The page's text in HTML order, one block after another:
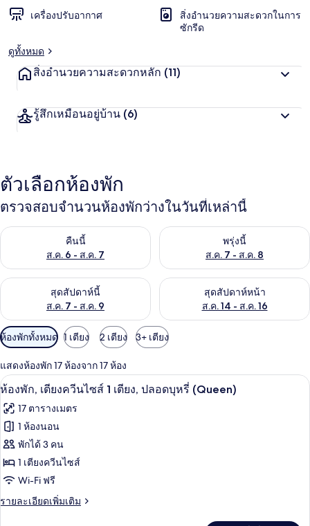
เครื่องปรับอากาศ
สิ่งอำนวยความสะดวกในการ
ซักรีด
ดูทั้งหมด
สิ่งอำนวยความสะดวกหลัก (11)
รู้สึกเหมือนอยู่บ้าน (6)
ตัวเลือกห้องพัก
ตรวจสอบจำนวนห้องพักว่างในวันที่เหล่านี้
คืนนี้
ส.ค. 6 - ส.ค. 7
ตรวจสอบจำนวนห้องพักว่างในคืนนี้ ส.ค. 6 - ส.ค. 7พรุ่งนี้
ส.ค. 7 - ส.ค. 8
ตรวจสอบจำนวนห้องพักว่างใน
สุดสัปดาห์นี้
ส.ค. 7 - ส.ค. 9
ตรวจสอบจำนวนห้องพักว่างในสุดสัปดาห์นี้ ส.ค. 7 - ส.ค. 9
สุดสัปดาห์หน้า
ส.ค. 14 - ส.ค. 16
ตรวจสอบจำนวนห้องพักว่างใน
ตัว
กรอง
ที่
มี
ให้
สำหรับ
ห้อง
พัก
ห้องพักทั้งหมด 1 เตียง 2 เตียง 3+ เตียง
แสดงห้องพัก 17 ห้องจาก 17 ห้อง
เปิด
ภาพถ่าย
ทั้งหมด
ของ
ห้อง
พัก,
เตียง
ผ้านวมขนเป็ด, ตู้นิรภัยในห้องพัก, โต๊ะ
7
ห้องพัก, เตียงควีนไซส์ 1 เตียง, ปลอดบุหรี่ (Queen)
17 ตารางเมตร
1 ห้องนอน
พักได้ 3 คน
1 เตียงควีนไซส์
Wi-Fi ฟรี
รายละเอียดเพิ่มเติม
ราย